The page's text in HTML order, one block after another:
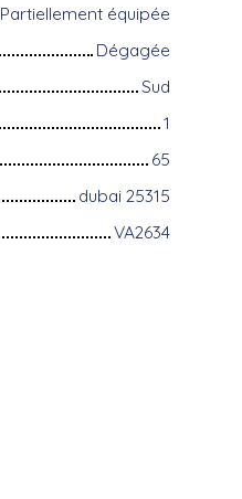
Partiellement équipée
Dégagée
Sud
1
65
dubai 25315
VA2634